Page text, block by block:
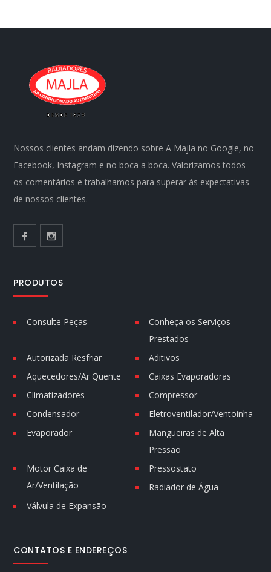
Nossos clientes andam dizendo sobre A Majla no Google, no
Facebook, Instagram e no boca a boca. Valorizamos todos
os comentários e trabalhamos para superar às expectativas
de nossos clientes.
PRODUTOS
Consulte Peças
Conheça os Serviços
Prestados
Autorizada Resfriar
Aditivos
Aquecedores/Ar Quente
Caixas Evaporadoras
Climatizadores
Compressor
Condensador
Eletroventilador/Ventoinha
Evaporador
Mangueiras de Alta
Pressão
Motor Caixa de
Ar/Ventilação
Pressostato
Radiador de Água
Válvula de Expansão
CONTATOS E ENDEREÇOS